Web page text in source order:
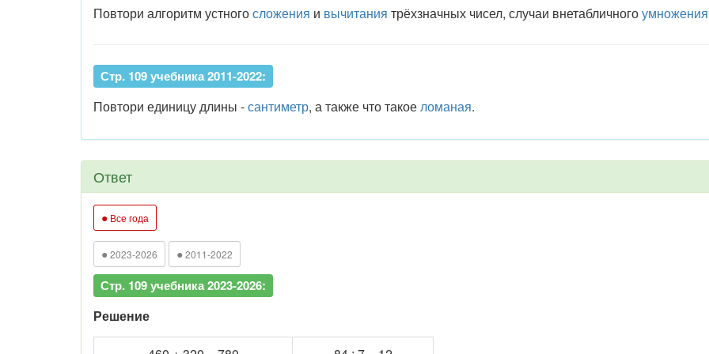
Повтори алгоритм устногосложения и вычитания трёхзначных чисел, случаи внетабличногоумножения
Стр. 109 учебника 2011-2022:
Повтори единицу длины -сантиметр, а также что такоеломаная.
Ответ
● Все года
● 2023-2026 ● 2011-2022
Стр. 109 учебника 2023-2026:
Решение